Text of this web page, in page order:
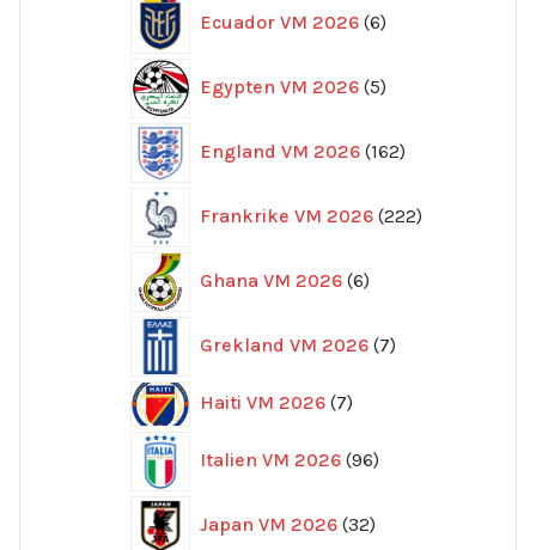
Ecuador VM 2026 6
produkter
Egypten VM 2026 5
produkter
England VM 2026 162
produkter
Frankrike VM 2026 222
produkter
Ghana VM 2026 6
produkter
Grekland VM 2026 7
produkter
Haiti VM 2026 77
Italien VM 2026 96
produkter
Japan VM 2026 32
produkter